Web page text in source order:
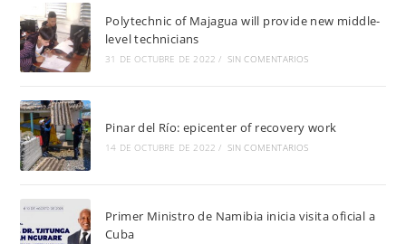
Polytechnic of Majagua will provide new middle-
level technicians
31 DE OCTUBRE DE 2022 / SIN COMENTARIOS
Pinar del Río: epicenter of recovery work
14 DE OCTUBRE DE 2022 / SIN COMENTARIOS
Primer Ministro de Namibia inicia visita oficial a
Cuba